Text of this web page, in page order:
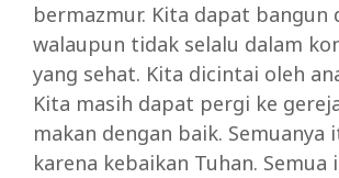
bermazmur. Kita dapat bangun
walaupun tidak selalu dalam
yang sehat. Kita dicintai oleh
Kita masih dapat pergi ke
makan dengan baik. Semuanya
karena kebaikan Tuhan. Semua